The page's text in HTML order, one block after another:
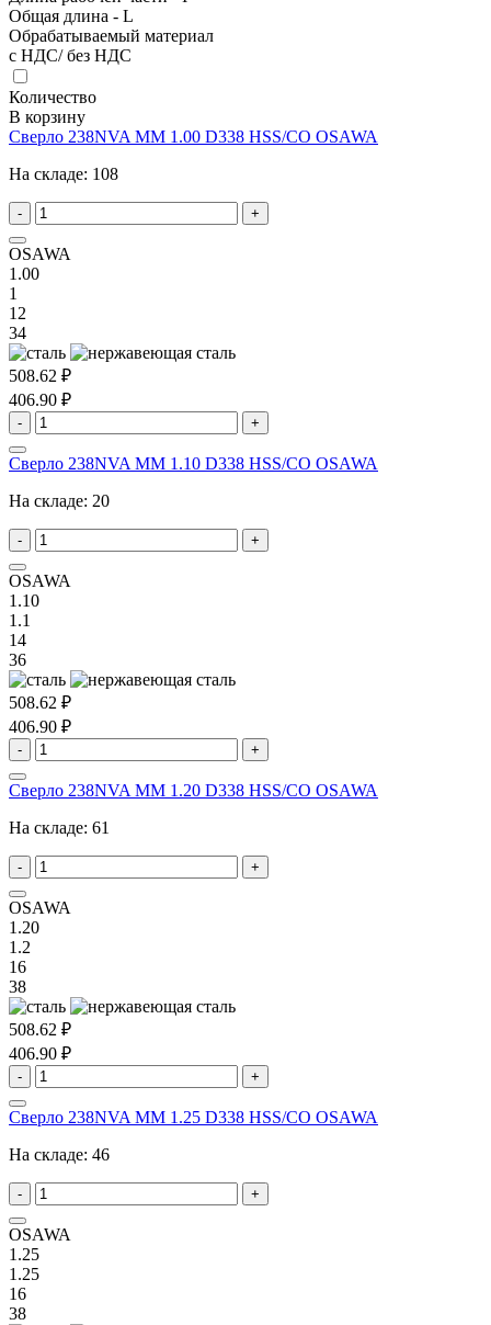
Общая длина - L
Обрабатываемый материал
с НДС/ без НДС
Количество
В корзину
Сверло 238NVA MM 1.00 D338 HSS/CO OSAWA
На складе: 108
- +
OSAWA
1.00
1
12
34
508.62 ₽
406.90 ₽
- +
Сверло 238NVA MM 1.10 D338 HSS/CO OSAWA
На складе: 20
- +
OSAWA
1.10
1.1
14
36
508.62 ₽
406.90 ₽
- +
Сверло 238NVA MM 1.20 D338 HSS/CO OSAWA
На складе: 61
- +
OSAWA
1.20
1.2
16
38
508.62 ₽
406.90 ₽
- +
Сверло 238NVA MM 1.25 D338 HSS/CO OSAWA
На складе: 46
- +
OSAWA
1.25
1.25
16
38